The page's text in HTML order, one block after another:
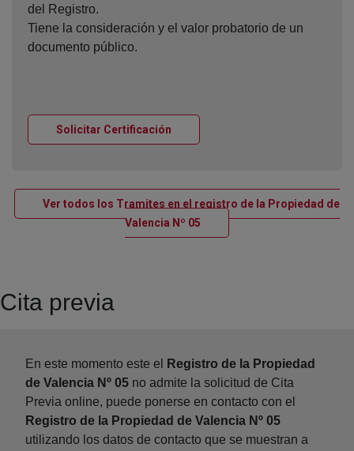
del Registro.
Tiene la consideración y el valor probatorio de un
documento público.
Solicitar Certificación
Ver todos los Tramites en el registro de la Propiedad de
Valencia Nº 05 Ventana nueva
Cita previa
En este momento este el
Registro de la Propiedad
de Valencia Nº 05 no admite la solicitud de Cita
Previa online, puede ponerse en contacto con el
Registro de la Propiedad de Valencia Nº 05
utilizando los datos de contacto que se muestran a